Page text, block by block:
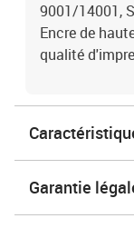
9001/14001,
Encre de
qualité
Garantie